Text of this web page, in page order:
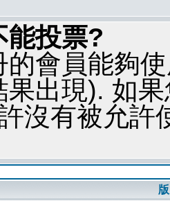
能投票?
的會員能夠
果出現). 如
沒有被允許